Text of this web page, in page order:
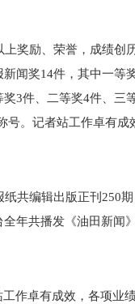
励、荣誉，成绩创
闻奖14件，其中一等
3件、二等奖4件、三
号。记者站工作卓有
编辑出版正刊250期
年共播发《油田新闻
卓有成效，各项业绩